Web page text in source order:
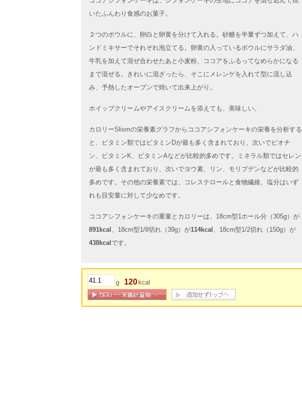
いたふんわり食感のお菓子。
２つのボウルに、卵白と卵黄を分けて入れる。砂糖を半量ずつ加えて、ハ
ンドミキサーでそれぞれ泡立てる。卵黄の入っているボウルにサラダ油、
牛乳を加えて混ぜ合わせたあと小麦粉、ココアをふるってなめらかになる
まで混ぜる。きれいに混ざったら、そこにメレンゲを入れて型に流し込
み、予熱したオーブンで焼いて出来上がり。
ホイップクリームやアイスクリームを添えても、美味しい。
カロリーSlismの栄養素グラフからココアシフォンケーキの栄養を分析する
と、ビタミン類ではビタミンDが最も多く含まれており、次いでビオチ
ン、ビタミンK、ビタミンAなどが比較的多めです。ミネラル類ではセレン
が最も多く含まれており、次いでヨウ素、リン、モリブデンなどが比較的
多めです。その他の栄養素では、コレステロールと食物繊維、塩分はいず
れも目安量に対して少なめです。
ココアシフォンケーキの重量とカロリーは、18cm型1ホール分（305g）が
891kcal 、18cm型1/8切れ（39g）が114kcal 、18cm型1/2切れ（150g）が
438kcal です。
g 120 kcal